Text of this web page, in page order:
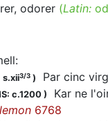
odorer (Latin:
:
s.xii3/3 ) Par cinc
c.1200 ) Kar ne
6768